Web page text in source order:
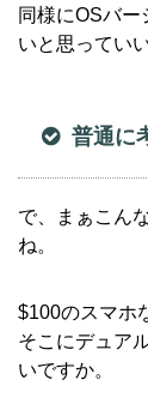
同様にOSバ
いと思ってい
普通に
で、まぁこん
ね。
$100のスマホ
そこにデュア
いですか。